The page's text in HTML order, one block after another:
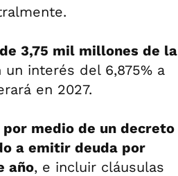
3,75 mil millones de la
un interés del 6,875% a
en 2027.
por medio de un decreto
a emitir deuda por
año, e incluir cláusulas